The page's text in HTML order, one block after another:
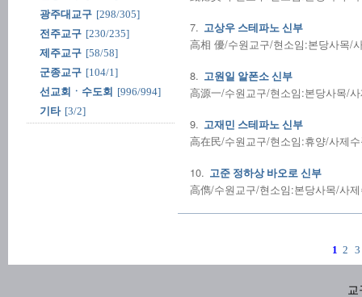
광주대교구 [298/305]
전주교구 [230/235]
제주교구 [58/58]
군종교구 [104/1]
선교회ㆍ수도회 [996/994]
기타 [3/2]
7. 고상우 스테파노 신부
高相 優/수원교구/현소임:본당사목/
8. 고원일 알폰소 신부
高源一/수원교구/현소임:본당사목/
9. 고재민 스테파노 신부
高在民/수원교구/현소임:휴양/사제
10. 고준 정하상 바오로 신부
高儁/수원교구/현소임:본당사목/사
1 2 3
교